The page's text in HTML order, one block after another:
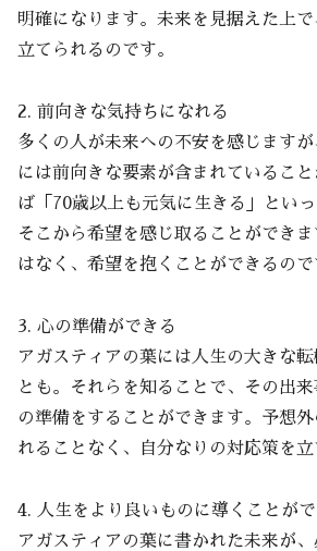
明確になります。未来を見据えた上
立てられるのです。
2. 前向きな気持ちになれる
多くの人が未来への不安を感じます
には前向きな要素が含まれているこ
ば「70歳以上も元気に生きる」といっ
そこから希望を感じ取ることができ
はなく、希望を抱くことができるので
3. 心の準備ができる
アガスティアの葉には人生の大きな
とも。それらを知ることで、その出
の準備をすることができます。予想
れることなく、自分なりの対応策を立
4. 人生をより良いものに導くことが
アガスティアの葉に書かれた未来が